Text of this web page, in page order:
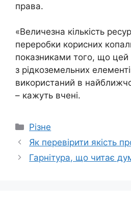
права.
«Величезна кількість
переробки корисних
показниками того, що цей
з рідкоземельних
використаний в
– кажуть вчені.
Категорії
Різне
Як перевірити якість
Гарнітура, що читає